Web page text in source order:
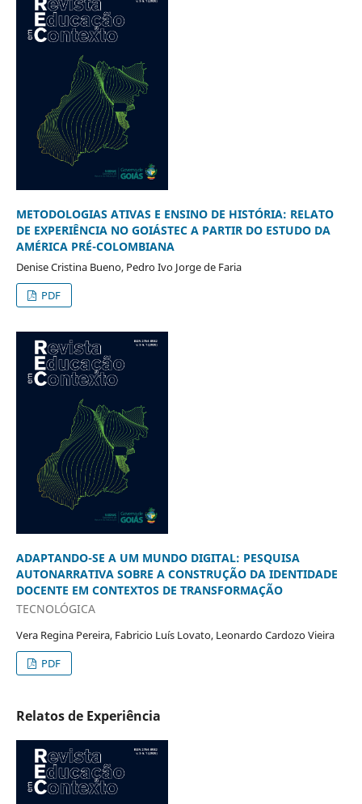
METODOLOGIAS ATIVAS E ENSINO DE HISTÓRIA: RELATO
DE EXPERIÊNCIA NO GOIÁSTEC A PARTIR DO ESTUDO DA
AMÉRICA PRÉ-COLOMBIANA
Denise Cristina Bueno, Pedro Ivo Jorge de Faria
PDF
ADAPTANDO-SE A UM MUNDO DIGITAL: PESQUISA
AUTONARRATIVA SOBRE A CONSTRUÇÃO DA IDENTIDADE
DOCENTE EM CONTEXTOS DE TRANSFORMAÇÃO
TECNOLÓGICA
Vera Regina Pereira, Fabricio Luís Lovato, Leonardo Cardozo Vieira
PDF
Relatos de Experiência